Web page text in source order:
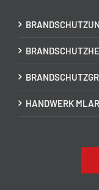
HANDWERK